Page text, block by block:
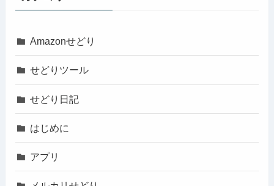
Amazonせどり
せどりツール
せどり日記
はじめに
アプリ